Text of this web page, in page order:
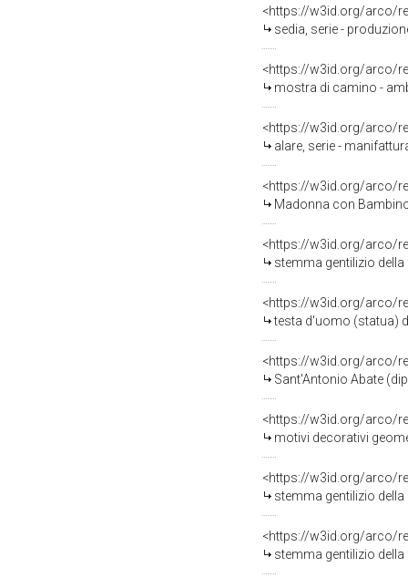
<https://w3id.org/arco/
sedia, serie -
<https://w3id.org/arco/
mostra di camino -
<https://w3id.org/arco/
alare, serie -
<https://w3id.org/arco/
Madonna con
<https://w3id.org/arco/
stemma gentilizio
<https://w3id.org/arco/
testa d'uomo (statua)
<https://w3id.org/arco/
Sant'Antonio Abate
<https://w3id.org/arco/
motivi decorativi
<https://w3id.org/arco/
stemma gentilizio
<https://w3id.org/arco/
stemma gentilizio